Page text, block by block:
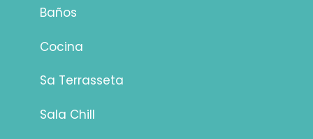
Baños
Cocina
Sa Terrasseta
Sala Chill